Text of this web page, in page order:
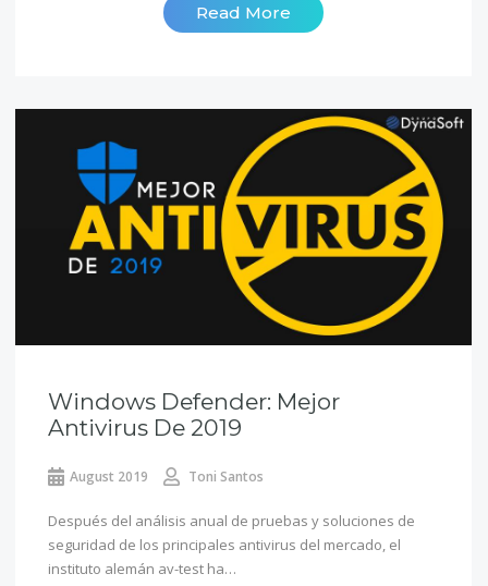
Read More
Windows Defender: Mejor
Antivirus De 2019
August 2019 Toni Santos
Después del análisis anual de pruebas y soluciones de
seguridad de los principales antivirus del mercado, el
instituto alemán av-test ha…